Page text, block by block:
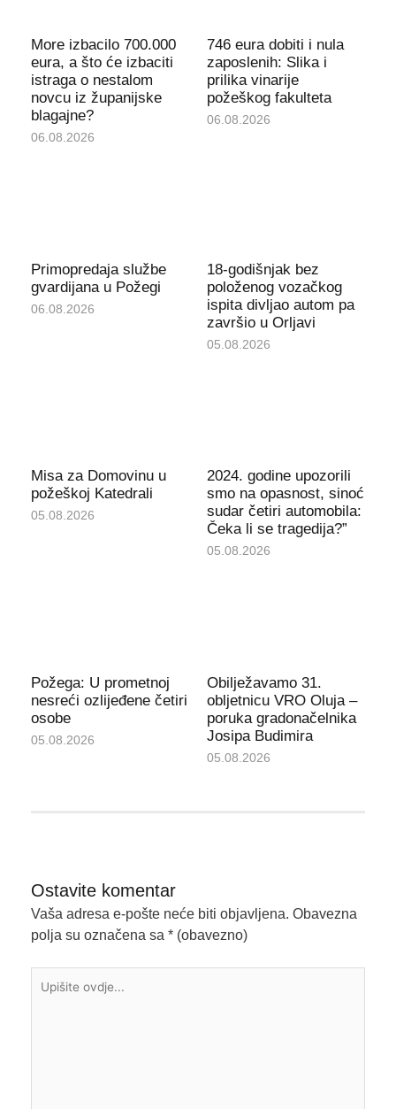
More izbacilo 700.000
eura, a što će izbaciti
istraga o nestalom
novcu iz županijske
blagajne?
06.08.2026
746 eura dobiti i nula
zaposlenih: Slika i
prilika vinarije
požeškog fakulteta
06.08.2026
Primopredaja službe
gvardijana u Požegi
06.08.2026
18-godišnjak bez
položenog vozačkog
ispita divljao autom pa
završio u Orljavi
05.08.2026
Misa za Domovinu u
požeškoj Katedrali
05.08.2026
2024. godine upozorili
smo na opasnost, sinoć
sudar četiri automobila:
Čeka li se tragedija?”
05.08.2026
Požega: U prometnoj
nesreći ozlijeđene četiri
osobe
05.08.2026
Obilježavamo 31.
obljetnicu VRO Oluja –
poruka gradonačelnika
Josipa Budimira
05.08.2026
Ostavite komentar
Vaša adresa e-pošte neće biti objavljena. Obavezna
polja su označena sa * (obavezno)
ovdje...